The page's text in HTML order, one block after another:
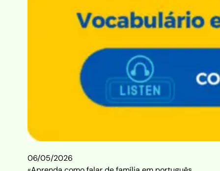
06/05/2026